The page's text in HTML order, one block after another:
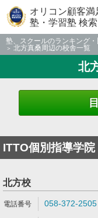
オリコン顧客
塾・学習塾 検索
塾、スクールのランキング・
北方真桑周辺の校舎一覧
北
ITTO個別指導学院
北方校
058-372-2505